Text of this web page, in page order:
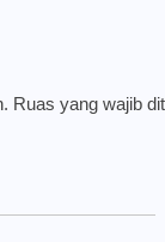
Ruas yang wajib